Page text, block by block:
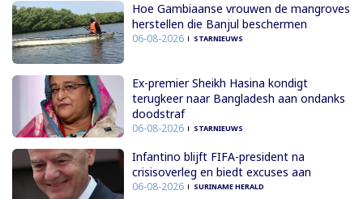
Hoe Gambiaanse vrouwen de mangroves
herstellen die Banjul beschermen
06-08-2026 STARNIEUWS
Ex-premier Sheikh Hasina kondigt
terugkeer naar Bangladesh aan ondanks
doodstraf
06-08-2026 STARNIEUWS
Infantino blijft FIFA-president na
crisisoverleg en biedt excuses aan
06-08-2026 SURINAME HERALD